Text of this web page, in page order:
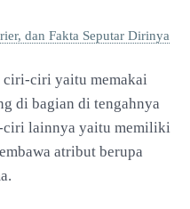
dan Fakta Seputar Dirinya
ciri yaitu memakai
di bagian di tengahnya
ciri lainnya yaitu memiliki
atribut berupa